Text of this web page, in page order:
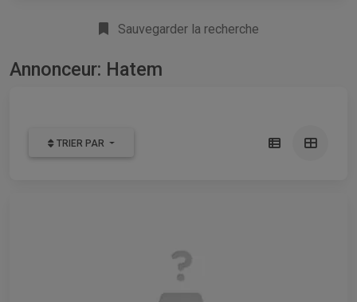
Sauvegarder la recherche
Annonceur: Hatem
TRIER PAR